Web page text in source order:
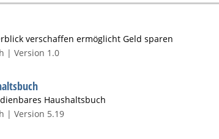
verschaffen ermöglicht Geld sparen
| Version 1.0
Haushaltsbuch
| Version 5.19